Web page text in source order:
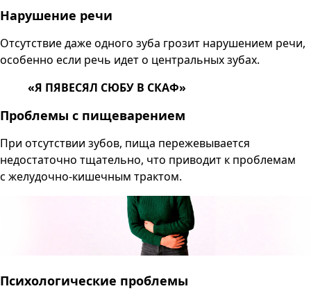
Нарушение речи
Отсутствие даже одного зуба грозит нарушением речи,
особенно если речь идет о центральных зубах.
«Я ПЯВЕСЯЛ СЮБУ В СКАФ»
Проблемы с пищеварением
При отсутствии зубов, пища пережевывается
недостаточно тщательно, что приводит к проблемам
с желудочно-кишечным трактом.
Психологические проблемы